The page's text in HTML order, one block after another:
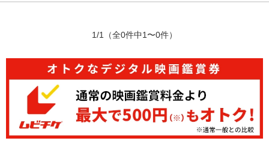
1/1 （全0件中1〜0件）